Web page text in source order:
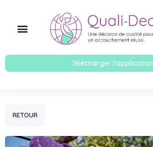
Télécharger l'application
RETOUR